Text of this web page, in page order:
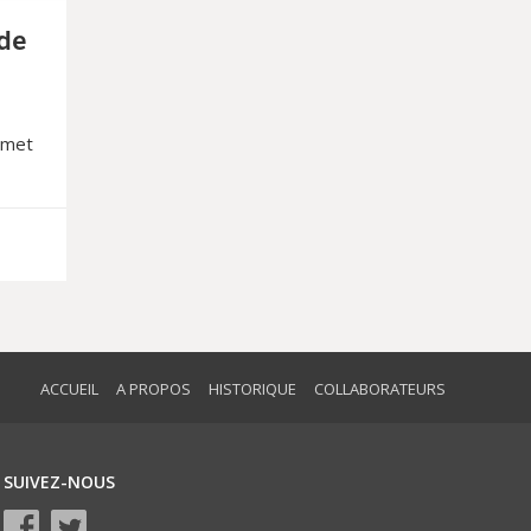
ACCUEIL A PROPOS HISTORIQUE COLLABORATEURS
SUIVEZ-NOUS